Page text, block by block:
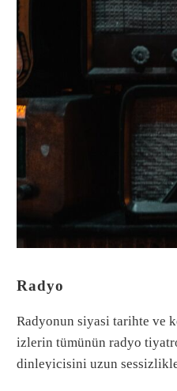
Radyo
Radyonun siyasi tarihte ve
izlerin tümünün radyo
dinleyicisini uzun